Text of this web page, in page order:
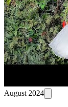
August 2024